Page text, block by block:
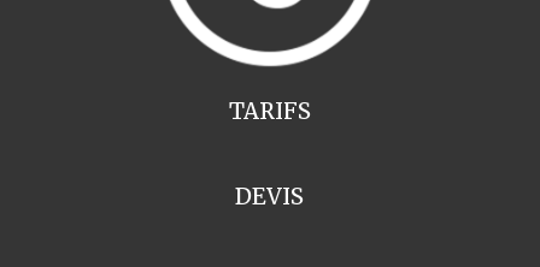
TARIFS
DEVIS